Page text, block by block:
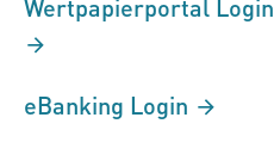
Wertpapierportal Login
eBanking Login